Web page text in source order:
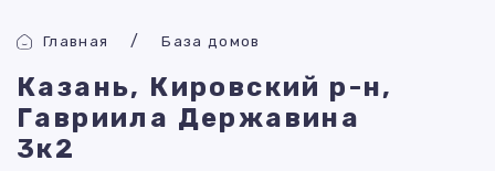
Главная База домов
Казань, Кировский р-н,
Гавриила Державина
3к2